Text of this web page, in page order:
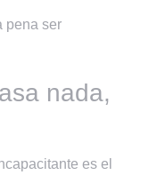
pena ser
nada,
es el